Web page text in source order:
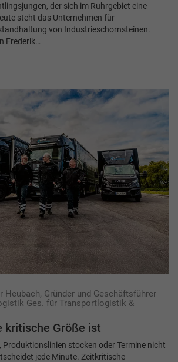
der sich im Ruhrgebiet eine
steht das Unternehmen für
von Industrieschornsteinen.
Frederik…
Gründer und Geschäftsführer
Ges. für Transportlogistik &
kritische Größe ist
Produktionslinien stocken oder Termine nicht
jede Minute. Zeitkritische